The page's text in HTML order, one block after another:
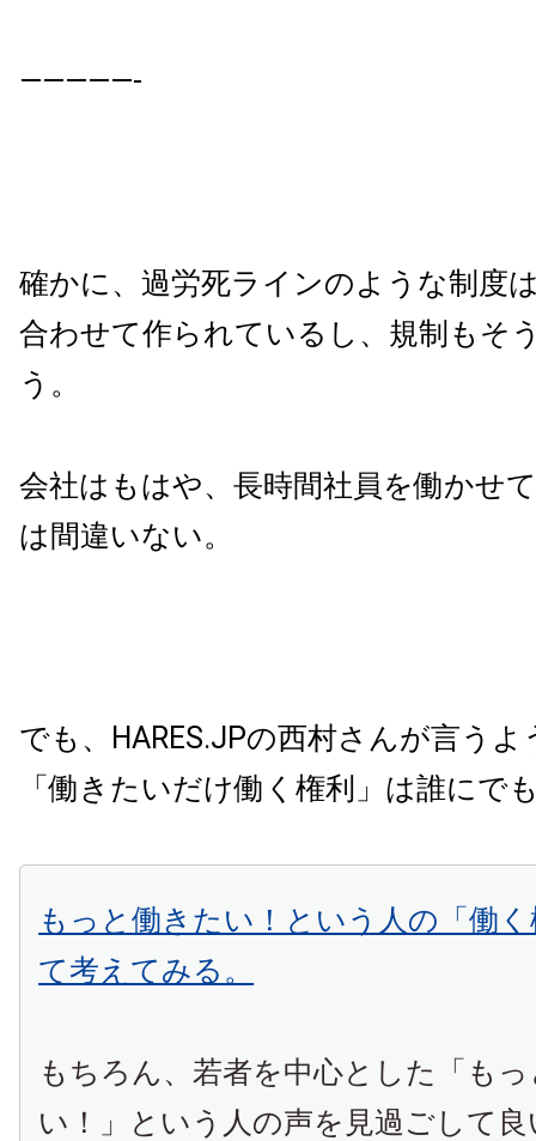
—————-
確かに、過労死ラインのような制度
合わせて作られているし、規制もそ
う。
会社はもはや、長時間社員を働かせ
は間違いない。
でも、
HARES.JPの西村さんが言うよ
「働きたいだけ働く権利」は誰にで
もっと働きたい！という人の「働
て考えてみる。
もちろん、若者を中心とした「も
い！」という人の声を見過ごして